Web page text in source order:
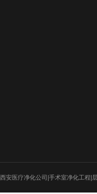
西安医疗净化公司|手术室净化工程|